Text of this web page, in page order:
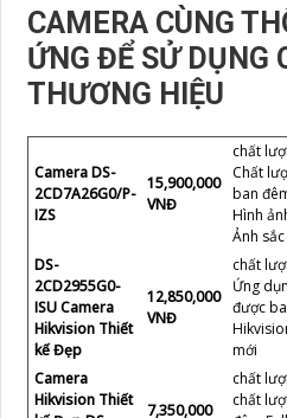
CAMERA CÙNG
ỨNG ĐỂ SỬ DỤNG
THƯƠNG HIỆU
Camera DS-
2CD7A26G0/P-
IZS
15,900,000
VNĐ
chất
Chất
ban
Hình
Ảnh
DS-
2CD2955G0-
ISU Camera
Hikvision Thiết
kế Đẹp
12,850,000
VNĐ
chất
Ứng
được
mới
Camera
Hikvision Thiết
7,350,000
chất
chất